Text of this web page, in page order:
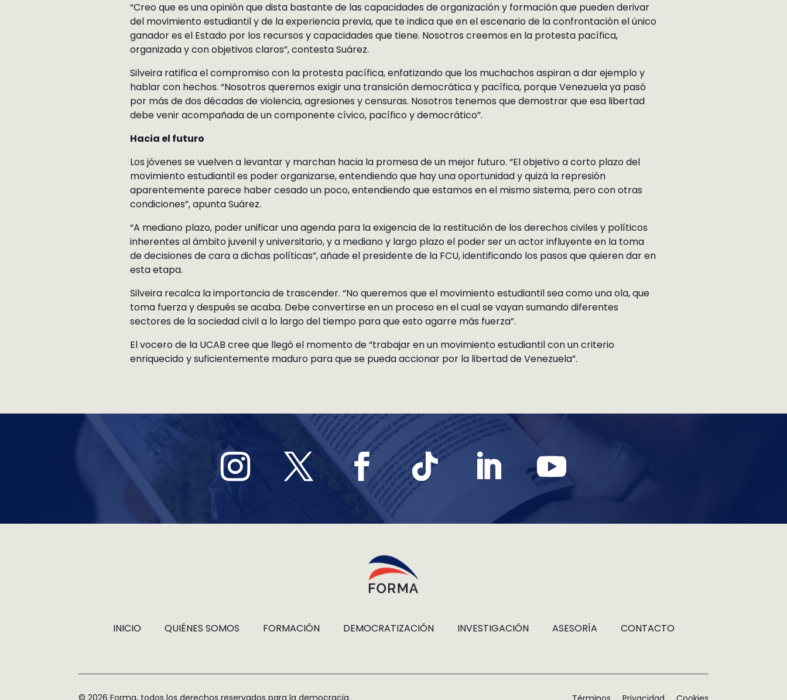
“Creo que es una opinión que dista bastante de las capacidades de organización y formación que pueden derivar
del movimiento estudiantil y de la experiencia previa, que te indica que en el escenario de la confrontación el único
ganador es el Estado por los recursos y capacidades que tiene. Nosotros creemos en la protesta pacífica,
organizada y con objetivos claros”, contesta Suárez.
Silveira ratifica el compromiso con la protesta pacífica, enfatizando que los muchachos aspiran a dar ejemplo y
hablar con hechos. “Nosotros queremos exigir una transición democrática y pacífica, porque Venezuela ya pasó
por más de dos décadas de violencia, agresiones y censuras. Nosotros tenemos que demostrar que esa libertad
debe venir acompañada de un componente cívico, pacífico y democrático”.
Hacia el futuro
Los jóvenes se vuelven a levantar y marchan hacia la promesa de un mejor futuro. “El objetivo a corto plazo del
movimiento estudiantil es poder organizarse, entendiendo que hay una oportunidad y quizá la represión
aparentemente parece haber cesado un poco, entendiendo que estamos en el mismo sistema, pero con otras
condiciones”, apunta Suárez.
“A mediano plazo, poder unificar una agenda para la exigencia de la restitución de los derechos civiles y políticos
inherentes al ámbito juvenil y universitario, y a mediano y largo plazo el poder ser un actor influyente en la toma
de decisiones de cara a dichas políticas”, añade el presidente de la FCU, identificando los pasos que quieren dar en
esta etapa.
Silveira recalca la importancia de trascender. “No queremos que el movimiento estudiantil sea como una ola, que
toma fuerza y después se acaba. Debe convertirse en un proceso en el cual se vayan sumando diferentes
sectores de la sociedad civil a lo largo del tiempo para que esto agarre más fuerza”.
El vocero de la UCAB cree que llegó el momento de “trabajar en un movimiento estudiantil con un criterio
enriquecido y suficientemente maduro para que se pueda accionar por la libertad de Venezuela”.
INICIO QUIÉNES SOMOS FORMACIÓN DEMOCRATIZACIÓN INVESTIGACIÓN ASESORÍA CONTACTO